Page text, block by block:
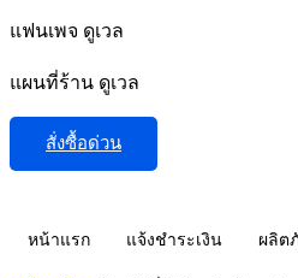
แฟนเพจ ดูเวล
แผนที่ร้าน ดูเวล
สั่งซื้อด่วน
หน้าแรก แจ้งชำระเงิน ผลิต